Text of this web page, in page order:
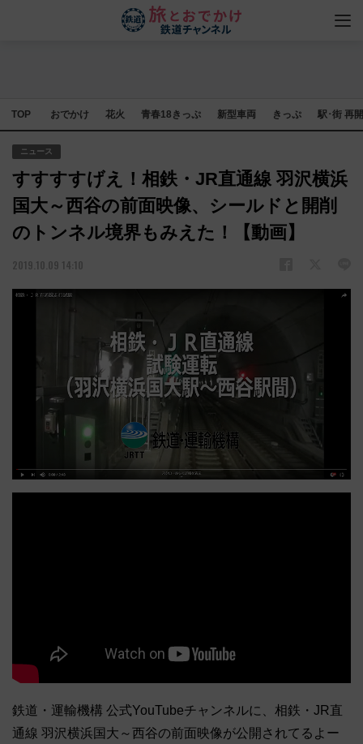
TOP おでかけ 花火 青春18きっぷ 新型車両 きっぷ 駅･街 再
ニュース
すすすすげえ！相鉄・JR直通線 羽沢横浜
国大～西谷の前面映像、シールドと開削
のトンネル境界もみえた！【動画】
2019.10.09 14:10
鉄道・運輸機構 公式YouTubeチャンネルに、相鉄・JR直
通線 羽沢横浜国大～西谷の前面映像が公開されてるよー